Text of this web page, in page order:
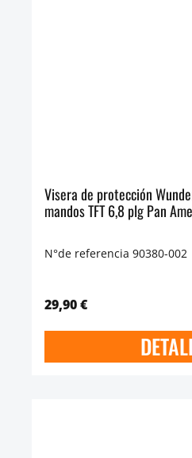
Visera de protección
mandos TFT 6,8 plg Pan
N°de referencia 90380-002
29,90 €